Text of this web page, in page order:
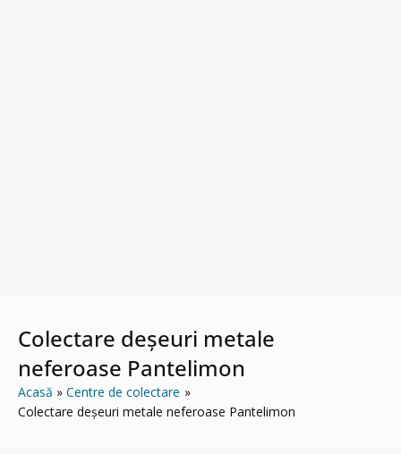
Colectare deșeuri metale
neferoase Pantelimon
Acasă
Centre de colectare
Colectare deșeuri metale neferoase Pantelimon